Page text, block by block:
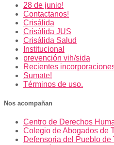
28 de junio!
Contactanos!
Crisálida
Crisálida JUS
Crisálida Salud
Institucional
prevención vih/sida
Recientes
Sumate!
Términos de uso.
Nos acompañan
Centro de Derechos
Colegio de Abogados de
Defensoria del Pueblo de